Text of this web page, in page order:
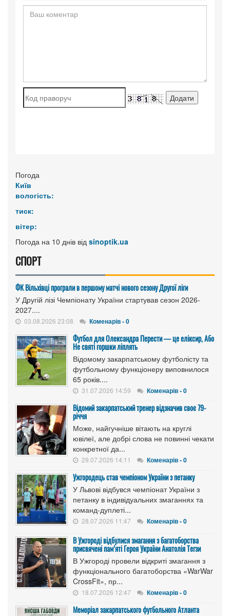
Погода
Київ
вологість:
тиск:
вітер:
Погода на 10 днів від sinoptik.ua
СПОРТ
ФК Вільхівці програли в першому матчі нового сезону Другої ліги
У Другій лізі Чемпіонату України стартував сезон 2026-
2027....
03.08.2026 23:08 Коменарів - 0
Футбол для Олександра Перести — це еліксир, Або
Не святі горшки ліплять
Відомому закарпатському футболісту та
футбольному функціонеру виповнилося
65 років....
31.07.2026 14:59 Коменарів - 0
Відомий закарпатський тренер відзначив своє 79-
річчя
Може, найгучніше вітають на круглі
ювілеї, але добрі слова не повинні чекати
конкретної да...
29.07.2026 14:11 Коменарів - 0
Ужгородець став чемпіоном України з петанку
У Львові відбувся чемпіонат України з
петанку в індивідуальних змаганнях та
команд-дуплеті...
28.07.2026 11:47 Коменарів - 0
В Ужгороді відбулися змагання з багатоборства
присвячені пам’яті Героя України Анатолія Тегзи
В Ужгороді провели відкриті змагання з
функціонального багатоборства «WarWar
CrossFit», пр...
18.07.2026 12:47 Коменарів - 0
Меморіал закарпатського футбольного Атланта